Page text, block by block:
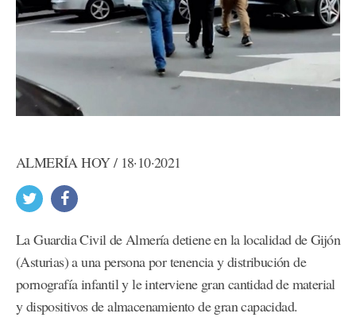
ALMERÍA HOY / 18·10·2021
La Guardia Civil de Almería detiene en la localidad de Gijón
(Asturias) a una persona por tenencia y distribución de
pornografía infantil y le interviene gran cantidad de material
y dispositivos de almacenamiento de gran capacidad.